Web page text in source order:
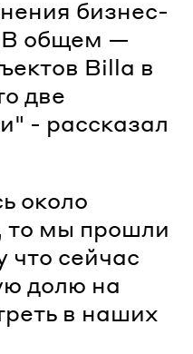
бизнес-
В общем —
Billa в
две
- рассказал
около
то мы прошли
что сейчас
долю на
в наших